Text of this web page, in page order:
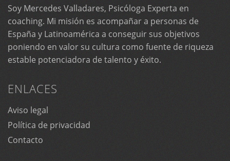
Soy Mercedes Valladares, Psicóloga Experta en
coaching. Mi misión es acompañar a personas de
España y Latinoamérica a conseguir sus objetivos
poniendo en valor su cultura como fuente de riqueza
estable potenciadora de talento y éxito.
ENLACES
Aviso legal
Política de privacidad
Contacto